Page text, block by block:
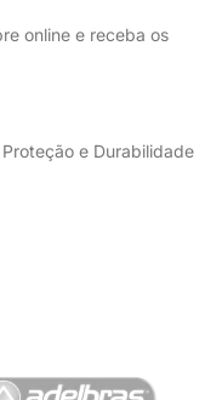
online e receba os
e Durabilidade